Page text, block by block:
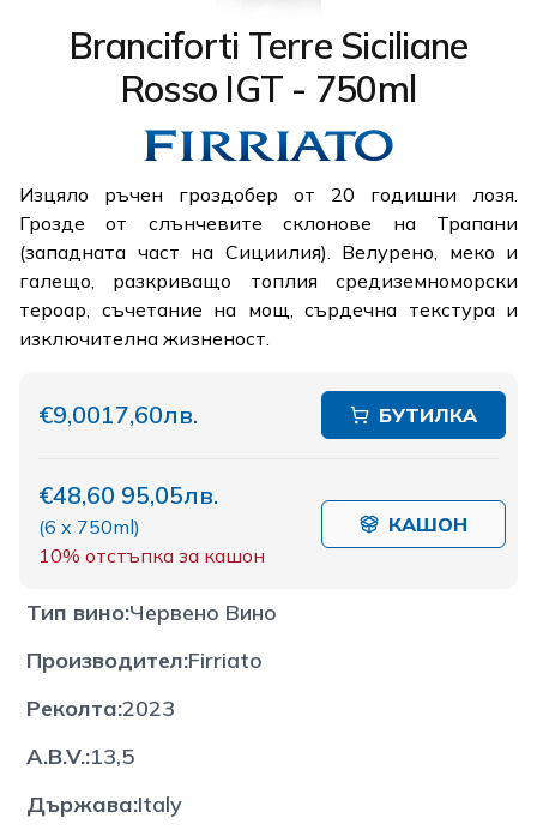
Branciforti Terre Siciliane
Rosso IGT - 750ml
Изцяло ръчен гроздобер от 20 годишни лозя.
Грозде от слънчевите склонове на Трапани
(западната част на Сициилия). Велурено, меко и
галещо, разкриващо топлия средиземноморски
тероар, съчетание на мощ, сърдечна текстура и
изключителна жизненост.
€9,0017,60лв. БУТИЛКА
€48,60 95,05лв.
(6 x 750ml)
10% отстъпка за кашон
КАШОН
Тип вино:Червено Вино
Производител:Firriato
Реколта:2023
A.B.V.:13,5
Държава:Italy